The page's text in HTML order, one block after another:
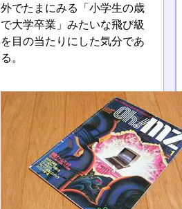
外でたまにみる「小学生の歳
で大学卒業」みたいな飛び級
を目の当たりにした気分であ
る。